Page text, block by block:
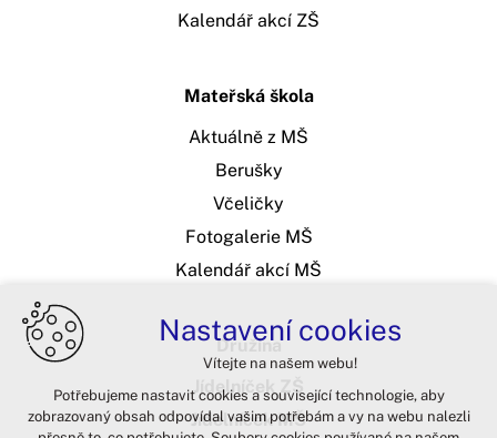
Kalendář akcí ZŠ
Mateřská škola
Aktuálně z MŠ
Berušky
Včeličky
Fotogalerie MŠ
Kalendář akcí MŠ
Družina
Jídelníček ZŠ
Jídelníček MŠ
Nastavení cookies
Vítejte na našem webu!
Potřebujeme nastavit cookies a související technologie, aby
zobrazovaný obsah odpovídal vašim potřebám a vy na webu nalezli